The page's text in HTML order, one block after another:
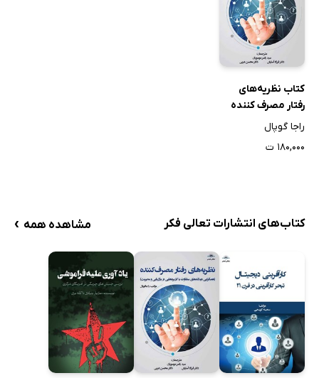
کتاب نظریه‌های
رفتار مصرف کننده
راجا گوپال
۱۸۰,۰۰۰ ت
کتاب‌های انتشارات تعالی فکر مشاهده همه ›